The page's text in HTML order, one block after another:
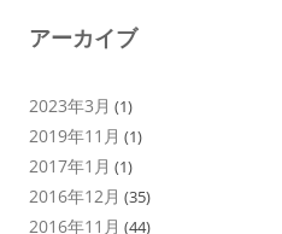
アーカイブ
2023年3月 (1)
2019年11月 (1)
2017年1月 (1)
2016年12月 (35)
2016年11月 (44)